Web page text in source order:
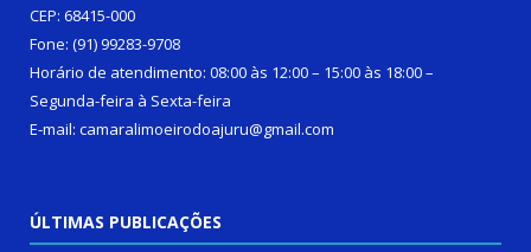
CEP: 68415-000
Fone: (91) 99283-9708
Horário de atendimento: 08:00 às 12:00 – 15:00 às 18:00 –
Segunda-feira à Sexta-feira
E-mail: camaralimoeirodoajuru@gmail.com
ÚLTIMAS PUBLICAÇÕES